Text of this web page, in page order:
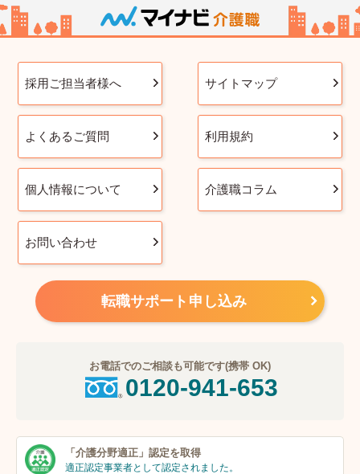
採用ご担当者様へ サイトマップ
よくあるご質問 利用規約
個人情報について 介護職コラム
お問い合わせ
転職サポート申し込み
お電話でのご相談も可能です(携帯 OK)
0120-941-653
「介護分野適正」 認定を取得
適正認定事業者として認定されました。